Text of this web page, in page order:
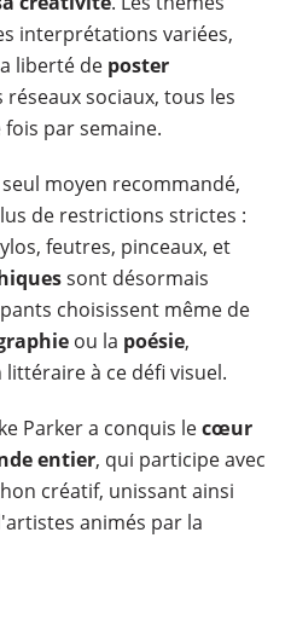
interprétations variées,
liberté de poster
réseaux sociaux, tous les
par semaine.
moyen recommandé,
de restrictions strictes :
feutres, pinceaux, et
sont désormais
choisissent même de
ou la poésie,
à ce défi visuel.
Parker a conquis lecœur
entier, qui participe avec
créatif, unissant ainsi
animés par la